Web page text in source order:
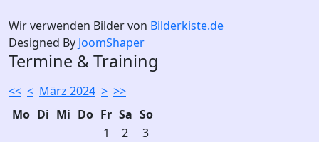
Wir verwenden Bilder von Bilderkiste.de
Designed By JoomShaper
Termine & Training
<< < März 2024 > >>
Mo Di Mi Do Fr Sa So
1
2
3